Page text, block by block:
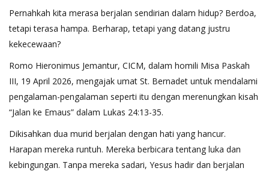
Pernahkah kita merasa berjalan sendirian dalam hidup? Berdoa,
tetapi terasa hampa. Berharap, tetapi yang datang justru
kekecewaan?
Romo Hieronimus Jemantur, CICM, dalam homili Misa Paskah
III, 19 April 2026, mengajak umat St. Bernadet untuk mendalami
pengalaman-pengalaman seperti itu dengan merenungkan kisah
“Jalan ke Emaus” dalam Lukas 24:13-35.
Dikisahkan dua murid berjalan dengan hati yang hancur.
Harapan mereka runtuh. Mereka berbicara tentang luka dan
kebingungan. Tanpa mereka sadari, Yesus hadir dan berjalan